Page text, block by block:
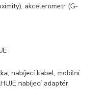
akcelerometr (G-
nabíjecí kabel, mobilní
nabíjecí adaptér